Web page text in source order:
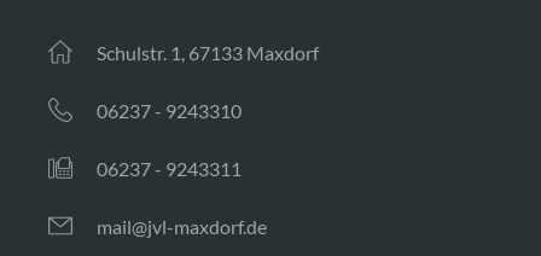
Schulstr. 1, 67133 Maxdorf
06237 - 9243310
06237 - 9243311
mail@jvl-maxdorf.de